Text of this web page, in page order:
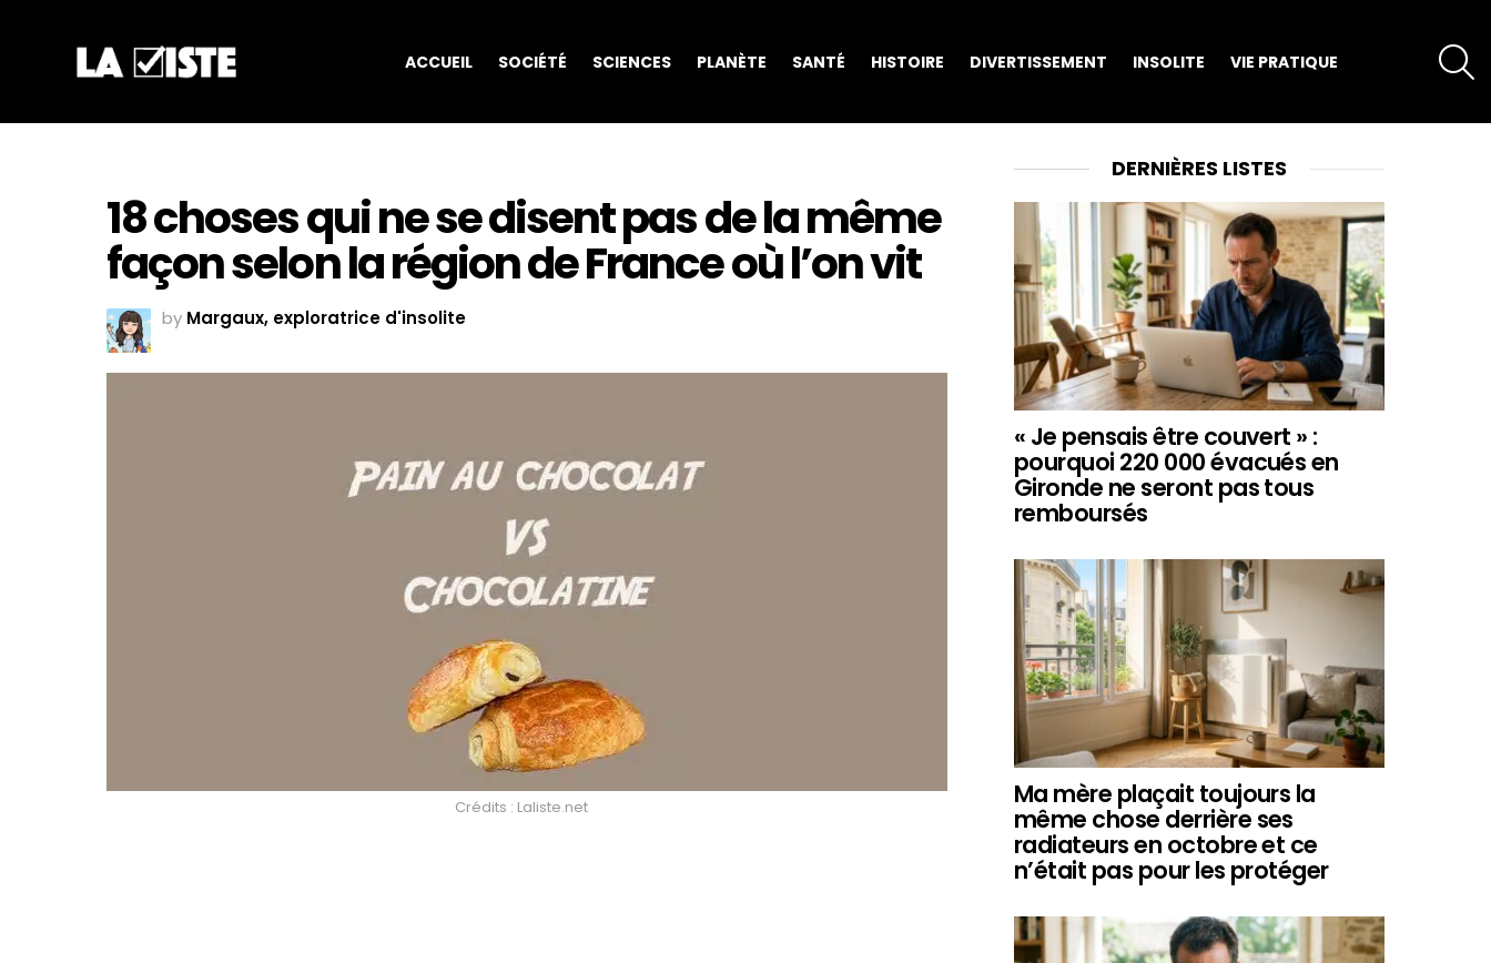
ACCUEIL SOCIÉTÉ SCIENCES PLANÈTE SANTÉ HISTOIRE DIVERTISSEMENT INSOLITE VIE PRATIQUE
18 choses qui ne se disent pas de la même
façon selon la région de France où l’on vit
by Margaux, exploratrice d'insolite
Crédits : Laliste.net
DERNIÈRES LISTES
« Je pensais être couvert » :
pourquoi 220 000 évacués en
Gironde ne seront pas tous
remboursés
Ma mère plaçait toujours la
même chose derrière ses
radiateurs en octobre et ce
n’était pas pour les protéger